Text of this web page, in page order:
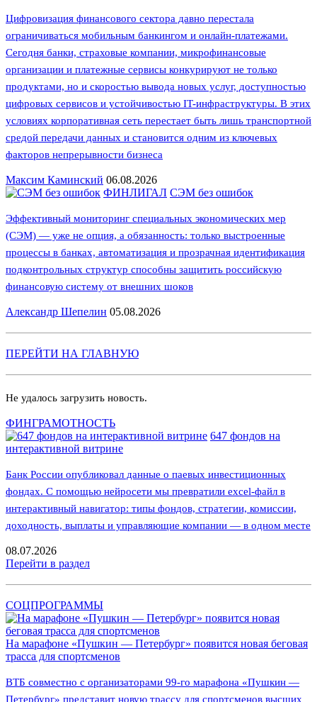
Цифровизация финансового сектора давно перестала
ограничиваться мобильным банкингом и онлайн-платежами.
Сегодня банки, страховые компании, микрофинансовые
организации и платежные сервисы конкурируют не только
продуктами, но и скоростью вывода новых услуг, доступностью
цифровых сервисов и устойчивостью IT-инфраструктуры. В этих
условиях корпоративная сеть перестает быть лишь транспортной
средой передачи данных и становится одним из ключевых
факторов непрерывности бизнеса
Максим Каминский 06.08.2026
ФИНЛИГАЛ СЭМ без ошибок
Эффективный мониторинг специальных экономических мер
(СЭМ) — уже не опция, а обязанность: только выстроенные
процессы в банках, автоматизация и прозрачная идентификация
подконтрольных структур способны защитить российскую
финансовую систему от внешних шоков
Александр Шепелин 05.08.2026
ПЕРЕЙТИ НА ГЛАВНУЮ
Не удалось загрузить новость.
ФИНГРАМОТНОСТЬ
647 фондов на
интерактивной витрине
Банк России опубликовал данные о паевых инвестиционных
фондах. С помощью нейросети мы превратили excel-файл в
интерактивный навигатор: типы фондов, стратегии, комиссии,
доходность, выплаты и управляющие компании — в одном месте
08.07.2026
Перейти в раздел
СОЦПРОГРАММЫ
На марафоне «Пушкин — Петербург» появится новая беговая
трасса для спортсменов
ВТБ совместно с организаторами 99-го марафона «Пушкин —
Петербург» представит новую трассу для спортсменов высших